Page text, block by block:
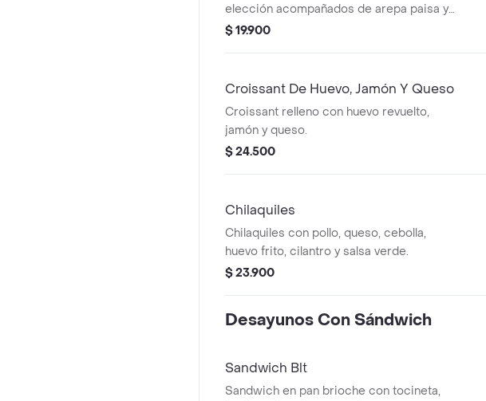
elección acompañados de arepa paisa y
bebida.
$ 19.900
Croissant De Huevo, Jamón Y Queso
Croissant relleno con huevo revuelto,
jamón y queso.
$ 24.500
Chilaquiles
Chilaquiles con pollo, queso, cebolla,
huevo frito, cilantro y salsa verde.
$ 23.900
Desayunos Con Sándwich
Sandwich Blt
Sandwich en pan brioche con tocineta,